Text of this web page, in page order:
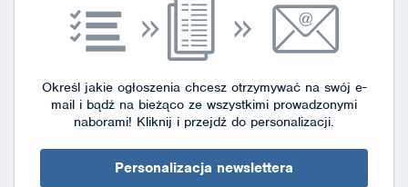
Określ jakie ogłoszenia chcesz otrzymywać na swój e-
mail i bądź na bieżąco ze wszystkimi prowadzonymi
naborami! Kliknij i przejdź do personalizacji.
Personalizacja newslettera